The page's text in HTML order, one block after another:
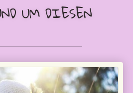
UM DIESEN